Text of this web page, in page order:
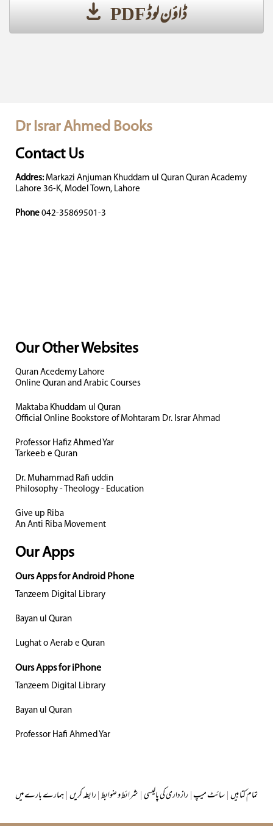
ڈاؤن لوڈ PDF
Dr Israr Ahmed Books
Contact Us
Addres: Markazi Anjuman Khuddam ul Quran Quran Academy
Lahore 36-K, Model Town, Lahore
Phone 042-35869501-3
Our Other Websites
Quran Acedemy Lahore
Online Quran and Arabic Courses
Maktaba Khuddam ul Quran
Official Online Bookstore of Mohtaram Dr. Israr Ahmad
Professor Hafiz Ahmed Yar
Tarkeeb e Quran
Dr. Muhammad Rafi uddin
Philosophy - Theology - Education
Give up Riba
An Anti Riba Movement
Our Apps
Ours Apps for Android Phone
Tanzeem Digital Library
Bayan ul Quran
Lughat o Aerab e Quran
Ours Apps for iPhone
Tanzeem Digital Library
Bayan ul Quran
Professor Hafi Ahmed Yar
ہمارے بارے میں|رابطہ کریں|شرائط و ضوابط|رازداری کی پالیسی|سائٹ میپ|تمام کتابیں